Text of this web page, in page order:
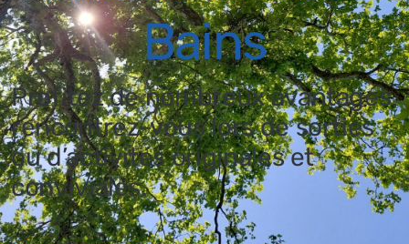
Bains
Profitez de nombreux avantages
rencontrez-vous lors de sorties
ou d’activités originales et
conviviales.